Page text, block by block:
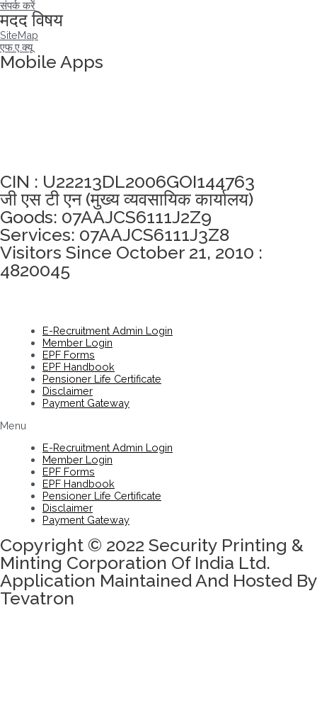
संपर्क करें
मदद विषय
SiteMap
एफ.ए.क्यू
Mobile Apps
CIN : U22213DL2006GOI144763
जी एस टी एन (मुख्य व्यवसायिक कार्यालय)
Goods: 07AAJCS6111J2Z9
Services: 07AAJCS6111J3Z8
Visitors Since October 21, 2010 :
4820045
E-Recruitment Admin Login
Member Login
EPF Forms
EPF Handbook
Pensioner Life Certificate
Disclaimer
Payment Gateway
Menu
E-Recruitment Admin Login
Member Login
EPF Forms
EPF Handbook
Pensioner Life Certificate
Disclaimer
Payment Gateway
Copyright © 2022 Security Printing &
Minting Corporation Of India Ltd.
Application Maintained And Hosted By
Tevatron